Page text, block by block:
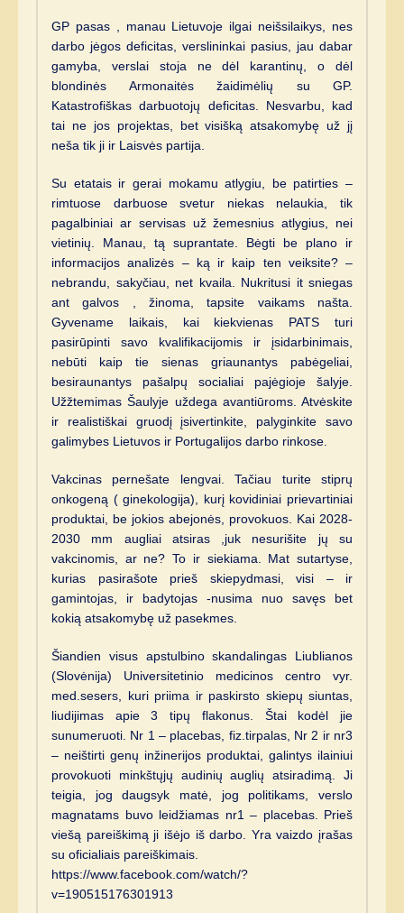
GP pasas , manau Lietuvoje ilgai neišsilaikys, nes
darbo jėgos deficitas, verslininkai pasius, jau dabar
gamyba, verslai stoja ne dėl karantinų, o dėl
blondinės Armonaitės žaidimėlių su GP.
Katastrofiškas darbuotojų deficitas. Nesvarbu, kad
tai ne jos projektas, bet visišką atsakomybę už jį
neša tik ji ir Laisvės partija.
Su etatais ir gerai mokamu atlygiu, be patirties –
rimtuose darbuose svetur niekas nelaukia, tik
pagalbiniai ar servisas už žemesnius atlygius, nei
vietinių. Manau, tą suprantate. Bėgti be plano ir
informacijos analizės – ką ir kaip ten veiksite? –
nebrandu, sakyčiau, net kvaila. Nukritusi it sniegas
ant galvos , žinoma, tapsite vaikams našta.
Gyvename laikais, kai kiekvienas PATS turi
pasirūpinti savo kvalifikacijomis ir įsidarbinimais,
nebūti kaip tie sienas griaunantys pabėgeliai,
besiraunantys pašalpų socialiai pajėgioje šalyje.
Užžtemimas Šaulyje uždega avantiūroms. Atvėskite
ir realistiškai gruodį įsivertinkite, palyginkite savo
galimybes Lietuvos ir Portugalijos darbo rinkose.
Vakcinas pernešate lengvai. Tačiau turite stiprų
onkogeną ( ginekologija), kurį kovidiniai prievartiniai
produktai, be jokios abejonės, provokuos. Kai 2028-
2030 mm augliai atsiras ,juk nesurišite jų su
vakcinomis, ar ne? To ir siekiama. Mat sutartyse,
kurias pasirašote prieš skiepydmasi, visi – ir
gamintojas, ir badytojas -nusima nuo savęs bet
kokią atsakomybę už pasekmes.
Šiandien visus apstulbino skandalingas Liublianos
(Slovėnija) Universitetinio medicinos centro vyr.
med.sesers, kuri priima ir paskirsto skiepų siuntas,
liudijimas apie 3 tipų flakonus. Štai kodėl jie
sunumeruoti. Nr 1 – placebas, fiz.tirpalas, Nr 2 ir nr3
– neištirti genų inžinerijos produktai, galintys ilainiui
provokuoti minkštųjų audinių auglių atsiradimą. Ji
teigia, jog daugsyk matė, jog politikams, verslo
magnatams buvo leidžiamas nr1 – placebas. Prieš
viešą pareiškimą ji išėjo iš darbo. Yra vaizdo įrašas
su oficialiais pareiškimais.
https://www.facebook.com/watch/?
v=190515176301913